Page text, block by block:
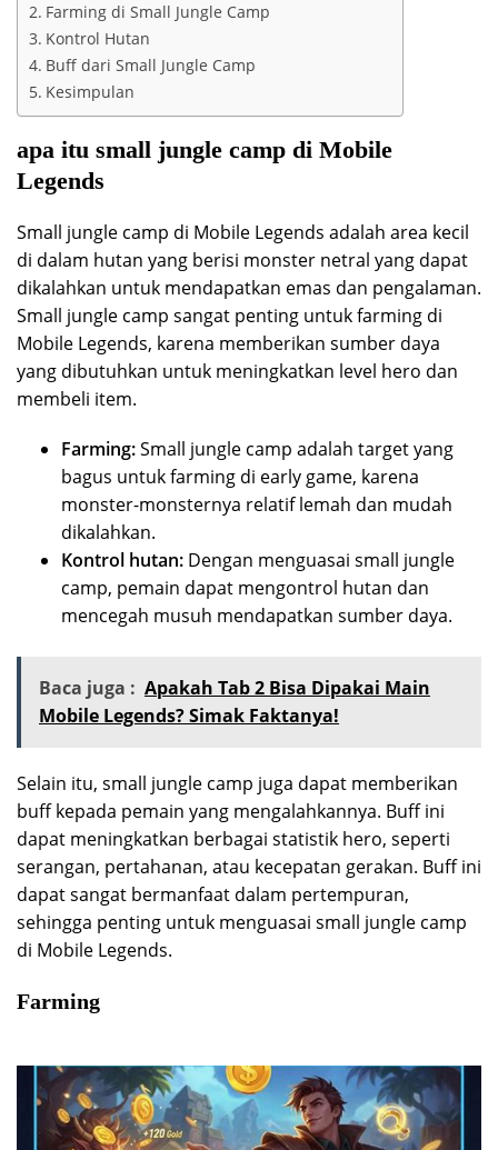
Farming di Small Jungle Camp
Kontrol Hutan
Buff dari Small Jungle Camp
Kesimpulan
apa itu small jungle camp di Mobile
Legends
Small jungle camp di Mobile Legends adalah area kecil
di dalam hutan yang berisi monster netral yang dapat
dikalahkan untuk mendapatkan emas dan pengalaman.
Small jungle camp sangat penting untuk farming di
Mobile Legends, karena memberikan sumber daya
yang dibutuhkan untuk meningkatkan level hero dan
membeli item.
Farming:Small jungle camp adalah target yang
bagus untuk farming di early game, karena
monster-monsternya relatif lemah dan mudah
dikalahkan.
Kontrol hutan: Dengan menguasai small jungle
camp, pemain dapat mengontrol hutan dan
mencegah musuh mendapatkan sumber daya.
Baca juga : Apakah Tab 2 Bisa Dipakai Main
Mobile Legends? Simak Faktanya!
Selain itu, small jungle camp juga dapat memberikan
buff kepada pemain yang mengalahkannya. Buff ini
dapat meningkatkan berbagai statistik hero, seperti
serangan, pertahanan, atau kecepatan gerakan. Buff ini
dapat sangat bermanfaat dalam pertempuran,
sehingga penting untuk menguasai small jungle camp
di Mobile Legends.
Farming